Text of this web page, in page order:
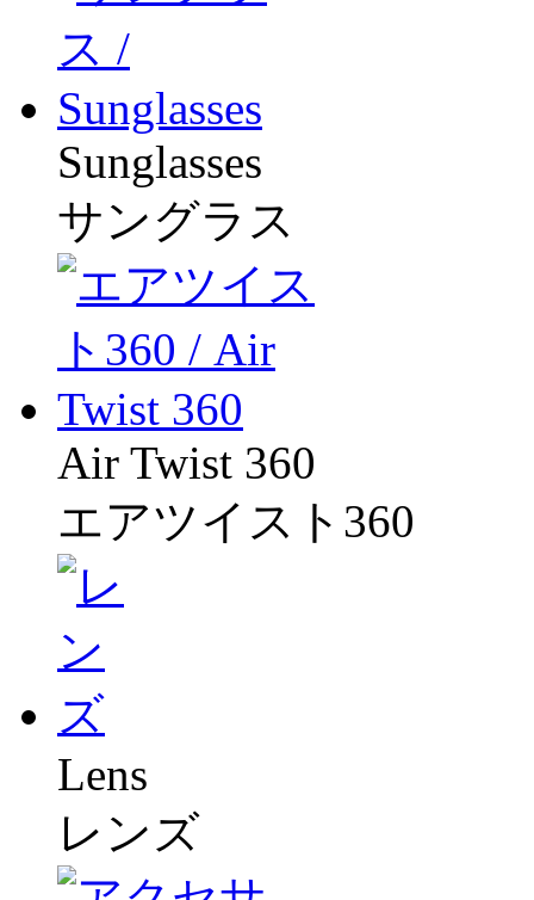
Sunglasses
サングラス
Air Twist 360
エアツイスト360
Lens
レンズ